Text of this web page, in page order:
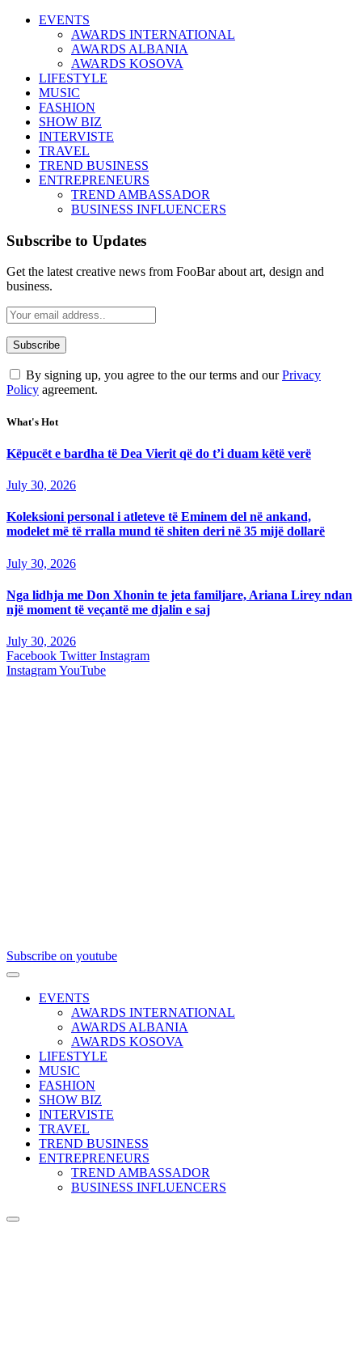
EVENTS
AWARDS INTERNATIONAL
AWARDS ALBANIA
AWARDS KOSOVA
LIFESTYLE
MUSIC
FASHION
SHOW BIZ
INTERVISTE
TRAVEL
TREND BUSINESS
ENTREPRENEURS
TREND AMBASSADOR
BUSINESS INFLUENCERS
Subscribe to Updates
Get the latest creative news from FooBar about art, design and
business.
By signing up, you agree to the our terms and ourPrivacy
Policy agreement.
What's Hot
Këpucët e bardha të Dea Vierit që do t’i duam këtë verë
July 30, 2026
Koleksioni personal i atleteve të Eminem del në ankand,
modelet më të rralla mund të shiten deri në 35 mijë dollarë
July 30, 2026
Nga lidhja me Don Xhonin te jeta familjare, Ariana Lirey ndan
një moment të veçantë me djalin e saj
July 30, 2026
Facebook Twitter Instagram
InstagramYouTube
Subscribe on youtube
EVENTS
AWARDS INTERNATIONAL
AWARDS ALBANIA
AWARDS KOSOVA
LIFESTYLE
MUSIC
FASHION
SHOW BIZ
INTERVISTE
TRAVEL
TREND BUSINESS
ENTREPRENEURS
TREND AMBASSADOR
BUSINESS INFLUENCERS